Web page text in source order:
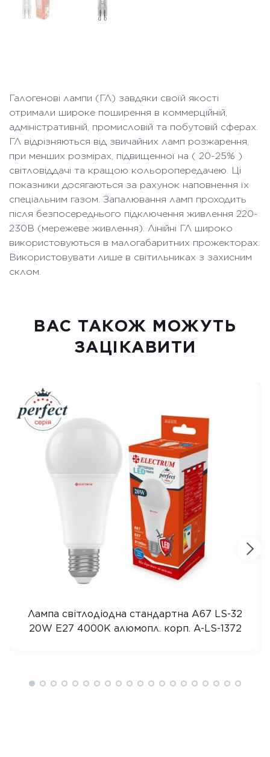
Галогенові лампи (ГЛ) завдяки своїй якості
отримали широке поширення в коммерційній,
адміністративній, промисловій та побутовій сферах.
ГЛ відрізняються від звичайних ламп розжарення,
при менших розмірах, підвищенної на ( 20-25% )
світловіддачі та кращою кольоропередачею. Ці
показники досягаються за рахунок наповнення їх
спеціальним газом. Запалювання ламп проходить
після безпосереднього підключення живлення 220-
230В (мережеве живлення). Лінійні ГЛ широко
використовуються в малогабаритних прожекторах.
Використовувати лише в світильниках з захисним
склом.
ВАC ТАКОЖ МОЖУТЬ
ЗАЦІКАВИТИ
Лампа світлодіодна стандартна A67 LS-32
20W E27 4000K алюмопл. корп. A-LS-1372